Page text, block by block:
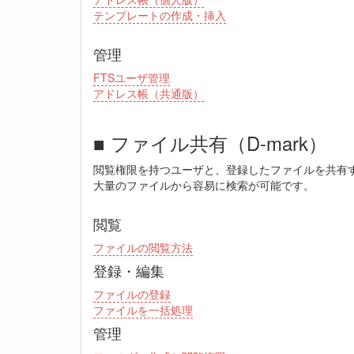
テンプレートの作成・挿入
管理
FTSユーザ管理
アドレス帳（共通版）
■ ファイル共有（D-mark）
閲覧権限を持つユーザと、登録したファイルを共有
大量のファイルから容易に検索が可能です。
閲覧
ファイルの閲覧方法
登録・編集
ファイルの登録
ファイルを一括処理
管理